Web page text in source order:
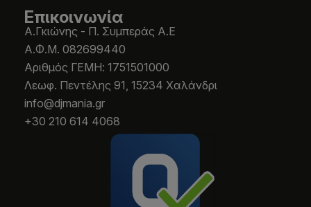
Επικοινωνία
Α.Γκιώνης - Π. Συμπεράς Α.Ε
Α.Φ.Μ. 082699440
Aριθμός ΓΕΜΗ: 1751501000
Λεωφ. Πεντέλης 91, 15234 Χαλάνδρι
info@djmania.gr
+30 210 614 4068